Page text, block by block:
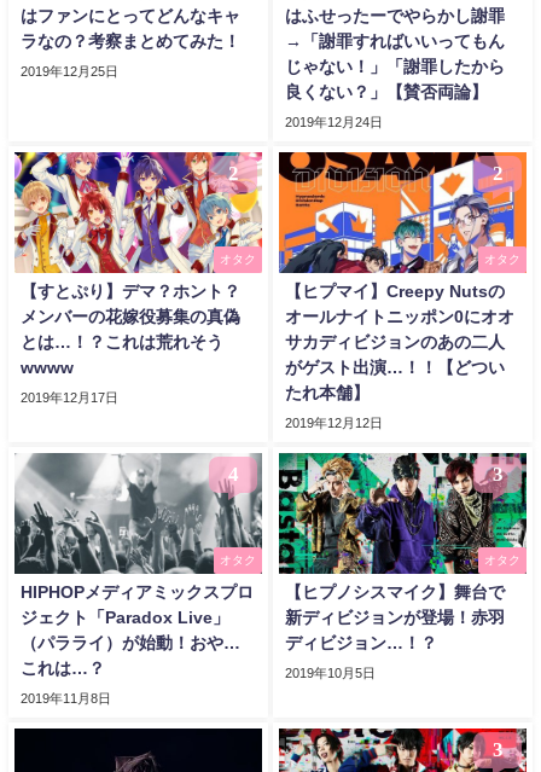
はファンにとってどんなキャ
ラなの？考察まとめてみた！
2019年12月25日
はふせったーでやらかし謝罪
→「謝罪すればいいってもん
じゃない！」「謝罪したから
良くない？」【賛否両論】
2019年12月24日
2
オタク
【すとぷり】デマ？ホント？
メンバーの花嫁役募集の真偽
とは…！？これは荒れそう
wwww
2019年12月17日
2
オタク
【ヒプマイ】Creepy Nutsの
オールナイトニッポン0にオオ
サカディビジョンのあの二人
がゲスト出演…！！【どつい
たれ本舗】
2019年12月12日
4
オタク
HIPHOPメディアミックスプロ
ジェクト「Paradox Live」
（パラライ）が始動！おや…
これは…？
2019年11月8日
3
オタク
【ヒプノシスマイク】舞台で
新ディビジョンが登場！赤羽
ディビジョン…！？
2019年10月5日
3